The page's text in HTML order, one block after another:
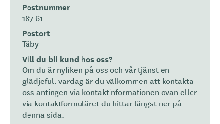
Postnummer
187 61
Postort
Täby
Vill du bli kund hos oss?
Om du är nyfiken på oss och vår tjänst en
glädjefull vardag är du välkommen att kontakta
oss antingen via kontaktinformationen ovan eller
via kontaktformuläret du hittar längst ner på
denna sida.